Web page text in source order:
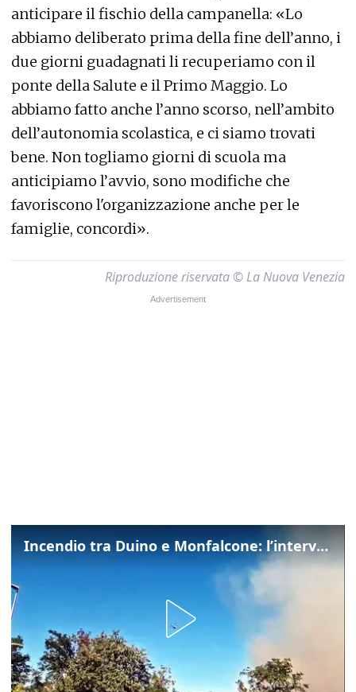
anticipare il fischio della campanella: «Lo
abbiamo deliberato prima della fine dell’anno, i
due giorni guadagnati li recuperiamo con il
ponte della Salute e il Primo Maggio. Lo
abbiamo fatto anche l’anno scorso, nell’ambito
dell’autonomia scolastica, e ci siamo trovati
bene. Non togliamo giorni di scuola ma
anticipiamo l’avvio, sono modifiche che
favoriscono l'organizzazione anche per le
famiglie, concordi».
Riproduzione riservata © La Nuova Venezia
Incendio tra Duino e Monfalcone: l’intervento dei vigili del fuoco